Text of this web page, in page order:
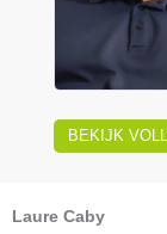
BEKIJK
Laure Caby